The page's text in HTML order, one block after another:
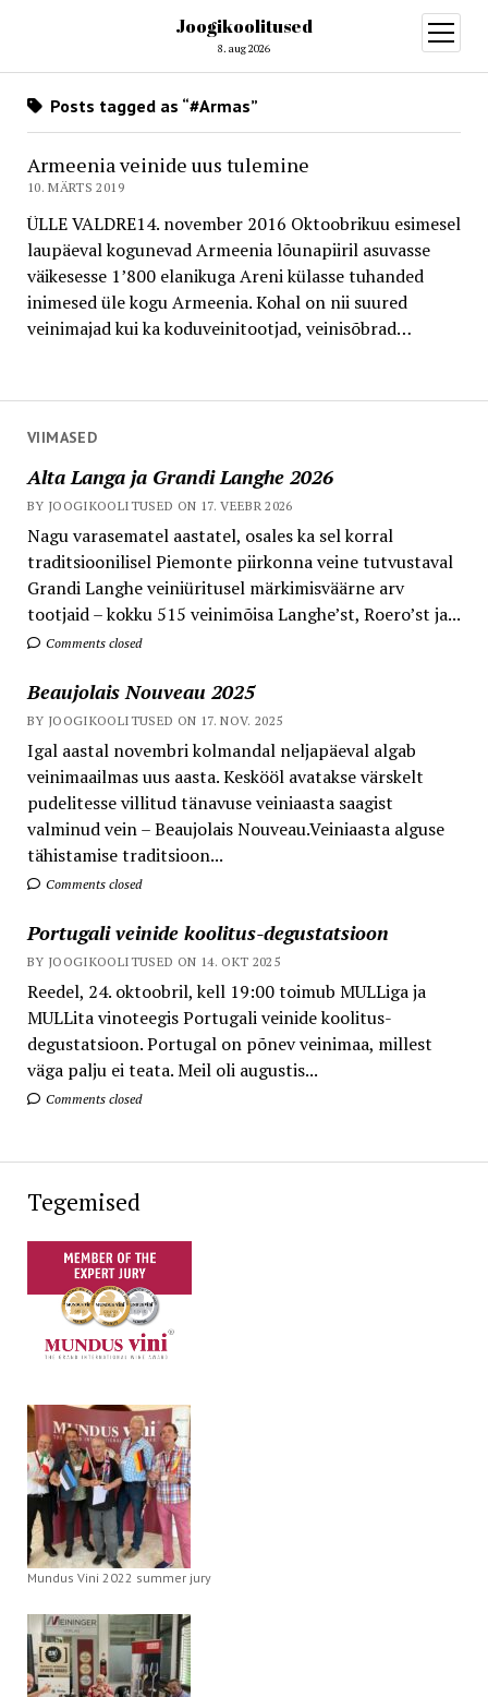
Joogikoolitused
8. aug 2026
open
menu
VIIMASED
Alta Langa ja Grandi Langhe 2026
BY JOOGIKOOLITUSED ON 17. VEEBR 2026
Nagu varasematel aastatel, osales ka sel korral
traditsioonilisel Piemonte piirkonna veine tutvustaval
Grandi Langhe veiniüritusel märkimisväärne arv
tootjaid – kokku 515 veinimõisa Langhe’st, Roero’st ja...
Comments closed
Beaujolais Nouveau 2025
BY JOOGIKOOLITUSED ON 17. NOV. 2025
Igal aastal novembri kolmandal neljapäeval algab
veinimaailmas uus aasta. Keskööl avatakse värskelt
pudelitesse villitud tänavuse veiniaasta saagist
valminud vein – Beaujolais Nouveau.Veiniaasta alguse
tähistamise traditsioon...
Comments closed
Portugali veinide koolitus-degustatsioon
BY JOOGIKOOLITUSED ON 14. OKT 2025
Reedel, 24. oktoobril, kell 19:00 toimub MULLiga ja
MULLita vinoteegis Portugali veinide koolitus-
degustatsioon. Portugal on põnev veinimaa, millest
väga palju ei teata. Meil oli augustis...
Comments closed
Posts tagged as “#Armas”
Armeenia veinide uus tulemine
10. MÄRTS 2019
ÜLLE VALDRE14. november 2016 Oktoobrikuu esimesel
laupäeval kogunevad Armeenia lõunapiiril asuvasse
väikesesse 1’800 elanikuga Areni külasse tuhanded
inimesed üle kogu Armeenia. Kohal on nii suured
veinimajad kui ka koduveinitootjad, veinisõbrad…
Tegemised
Mundus Vini 2022 summer jury